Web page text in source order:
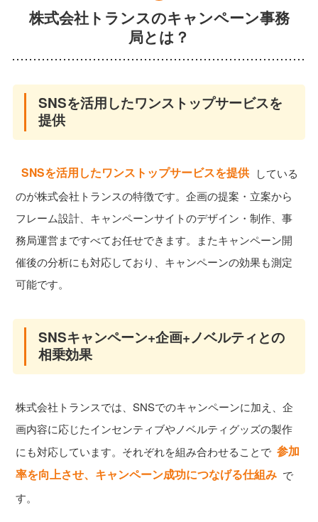
株式会社トランスのキャンペーン事務
局とは？
SNSを活用したワンストップサービスを
提供
SNSを活用したワンストップサービスを提供 している
のが株式会社トランスの特徴です。企画の提案・立案から
フレーム設計、キャンペーンサイトのデザイン・制作、事
務局運営まですべてお任せできます。またキャンペーン開
催後の分析にも対応しており、キャンペーンの効果も測定
可能です。
SNSキャンペーン+企画+ノベルティとの
相乗効果
株式会社トランスでは、SNSでのキャンペーンに加え、企
画内容に応じたインセンティブやノベルティグッズの製作
にも対応しています。それぞれを組み合わせることで 参加
率を向上させ、キャンペーン成功につなげる仕組み で
す。